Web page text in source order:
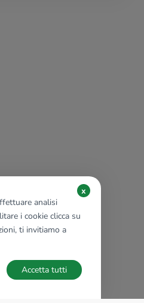
analisi
i cookie clicca su
ti invitiamo a
x
Accetta tutti